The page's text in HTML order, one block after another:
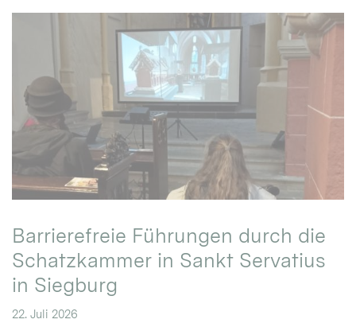
Barrierefreie Führungen durch die
Schatzkammer in Sankt Servatius
in Siegburg
22. Juli 2026